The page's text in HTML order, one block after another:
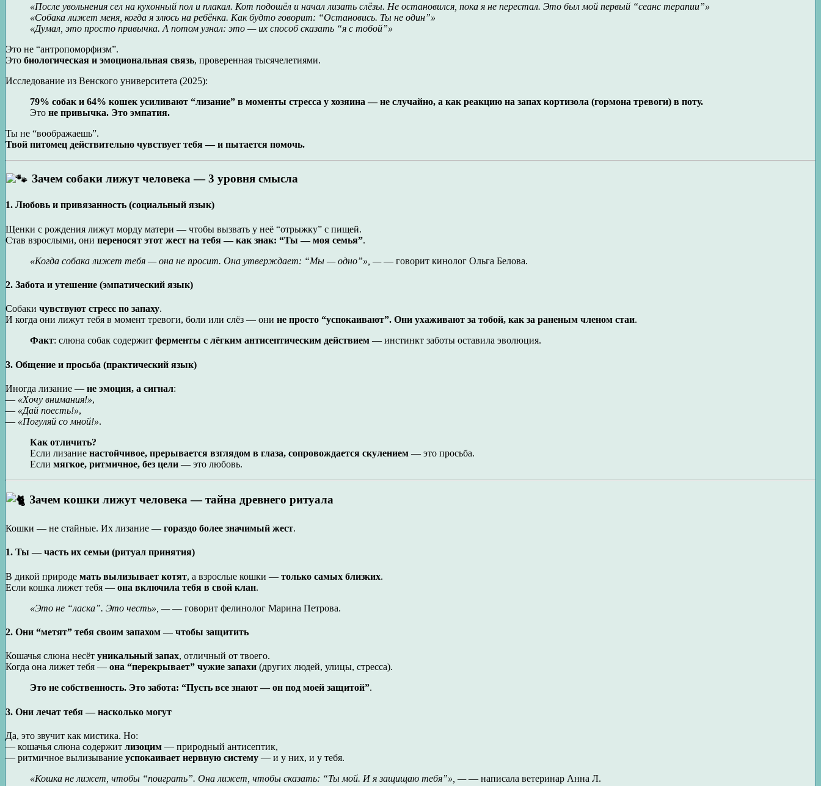
«После увольнения сел на кухонный пол и плакал. Кот подошёл и начал лизать слёзы. Не остановился, пока я не перестал. Это был мой первый “сеанс терапии”»
«Собака лижет меня, когда я злюсь на ребёнка. Как будто говорит: “Остановись. Ты не один”»
«Думал, это просто привычка. А потом узнал: это — их способ сказать “я с тобой”»
Это не “антропоморфизм”.
Это биологическая и эмоциональная связь, проверенная тысячелетиями.
Исследование из Венского университета (2025):
79% собак и 64% кошек усиливают “лизание” в моменты стресса у хозяина — не случайно, а как реакцию на запах кортизола (гормона тревоги) в поту.
Это не привычка. Это эмпатия.
Ты не “воображаешь”.
Твой питомец действительно чувствует тебя — и пытается помочь.
Зачем собаки лижут человека — 3 уровня смысла
1. Любовь и привязанность (социальный язык)
Щенки с рождения лижут морду матери — чтобы вызвать у неё “отрыжку” с пищей.
Став взрослыми, они переносят этот жест на тебя — как знак: “Ты — моя семья”.
«Когда собака лижет тебя — она не просит. Она утверждает: “Мы — одно”», —— говорит кинолог Ольга Белова.
2. Забота и утешение (эмпатический язык)
Собаки чувствуют стресс по запаху.
И когда они лижут тебя в момент тревоги, боли или слёз — они не просто “успокаивают”. Они ухаживают за тобой, как за раненым членом стаи.
Факт: слюна собак содержит ферменты с лёгким антисептическим действием — инстинкт заботы оставила эволюция.
3. Общение и просьба (практический язык)
Иногда лизание — не эмоция, а сигнал:
— «Хочу внимания!»,
— «Дай поесть!»,
— «Погуляй со мной!».
Как отличить?
Если лизание настойчивое, прерывается взглядом в глаза, сопровождается скулением — это просьба.
Если мягкое, ритмичное, без цели — это любовь.
Зачем кошки лижут человека — тайна древнего ритуала
Кошки — не стайные. Их лизание — гораздо более значимый жест.
1. Ты — часть их семьи (ритуал принятия)
В дикой природе мать вылизывает котят, а взрослые кошки — только самых близких.
Если кошка лижет тебя — она включила тебя в свой клан.
«Это не “ласка”. Это честь», —— говорит фелинолог Марина Петрова.
2. Они “метят” тебя своим запахом — чтобы защитить
Кошачья слюна несёт уникальный запах, отличный от твоего.
Когда она лижет тебя — она “перекрывает” чужие запахи (других людей, улицы, стресса).
Это не собственность. Это забота: “Пусть все знают — он под моей защитой”.
3. Они лечат тебя — насколько могут
Да, это звучит как мистика. Но:
— кошачья слюна содержит лизоцим — природный антисептик,
— ритмичное вылизывание успокаивает нервную систему — и у них, и у тебя.
«Кошка не лижет, чтобы “поиграть”. Она лижет, чтобы сказать: “Ты мой. И я защищаю тебя”», —— написала ветеринар Анна Л.